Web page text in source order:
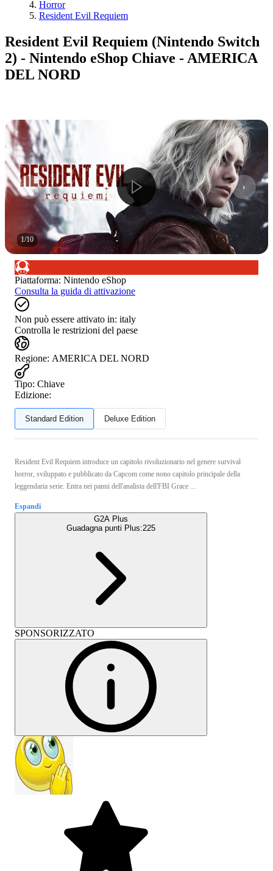
Horror
Resident Evil Requiem
Resident Evil Requiem (Nintendo Switch
2) - Nintendo eShop Chiave - AMERICA
DEL NORD
1/10
Piattaforma: Nintendo eShop
Consulta la guida di attivazione
Non può essere attivato in: italy
Controlla le restrizioni del paese
Regione: AMERICA DEL NORD
Tipo: Chiave
Edizione:
Standard Edition Deluxe Edition
Resident Evil Requiem introduce un capitolo rivoluzionario nel genere survival
horror, sviluppato e pubblicato da Capcom come nono capitolo principale della
leggendaria serie. Entra nei panni dell'analista dell'FBI Grace ...
Espandi
G2A Plus
Guadagna punti Plus:225
SPONSORIZZATO